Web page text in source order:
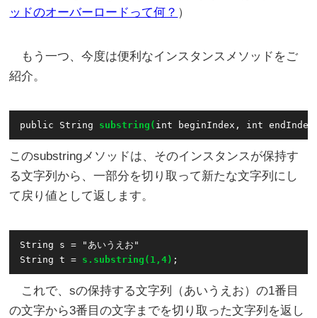
ッドのオーバーロードって何？ ）
もう一つ、今度は便利なインスタンスメソッドをご
紹介。
public String substring( int beginIndex, int endIndex
このsubstringメソッドは、そのインスタンスが保持す
る文字列から、一部分を切り取って新たな文字列にし
て戻り値として返します。
String s = "あいうえお"
String t = s.substring(1,4)
これで、sの保持する文字列（あいうえお）の1番目
の文字から3番目の文字までを切り取った文字列を返し